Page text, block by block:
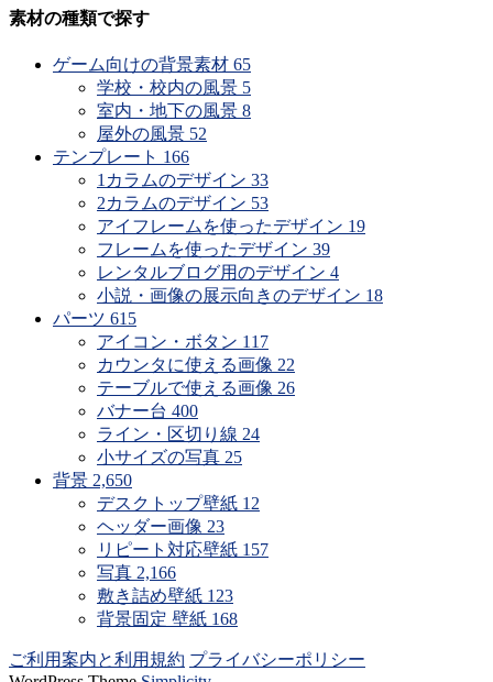
公
素材の種類で探す
ゲーム向けの背景素材 65
学校・校内の風景 5
室内・地下の風景 8
屋外の風景 52
テンプレート 166
1カラムのデザイン 33
2カラムのデザイン 53
アイフレームを使ったデザイン 19
フレームを使ったデザイン 39
レンタルブログ用のデザイン 4
小説・画像の展示向きのデザイン 18
パーツ 615
アイコン・ボタン 117
カウンタに使える画像 22
テーブルで使える画像 26
バナー台 400
ライン・区切り線 24
小サイズの写真 25
背景 2,650
デスクトップ壁紙 12
ヘッダー画像 23
リピート対応壁紙 157
写真 2,166
敷き詰め壁紙 123
背景固定 壁紙 168
ご利用案内と利用規約 プライバシーポリシー